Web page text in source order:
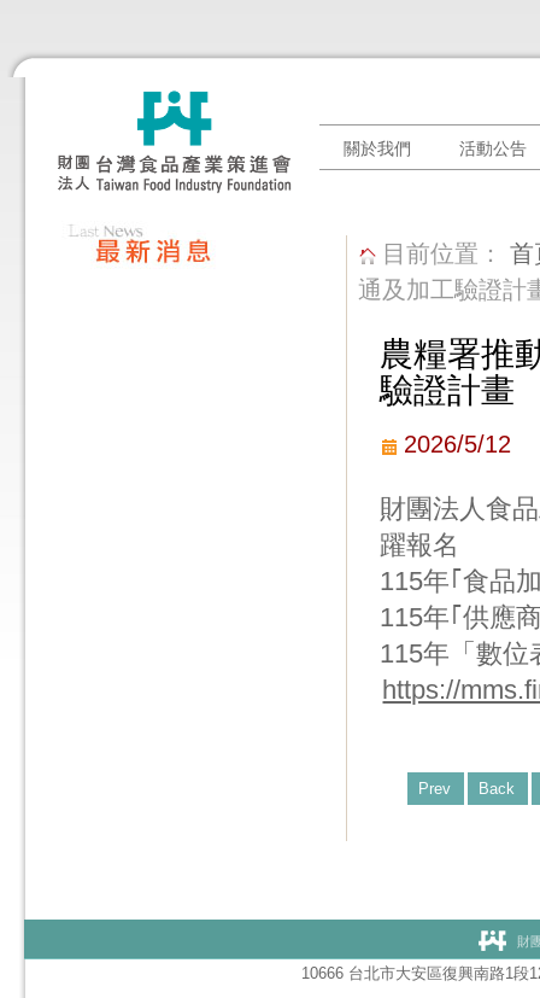
關於我們 活動公告
目前位置：首
通及加工驗證計
農糧署推
驗證計畫
2026/5/12
財團法人食
躍報名
115年｢食品
115年｢供應
115年「數位
https://
Prev Back
財
10666 台北市大安區復興南路1段